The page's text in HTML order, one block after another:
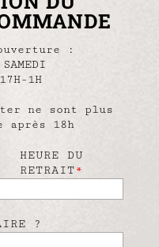
:
1H
ne sont plus
après 18h
HEURE DU
RETRAIT*
?